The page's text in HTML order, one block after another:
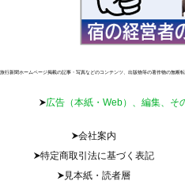
旅行新聞ホームページ掲載の記事・写真などのコンテンツ、出版物等の著作物の無断転
広告（本紙・Web）、編集、そ
会社案内
特定商取引法に基づく表記
見本紙・読者層